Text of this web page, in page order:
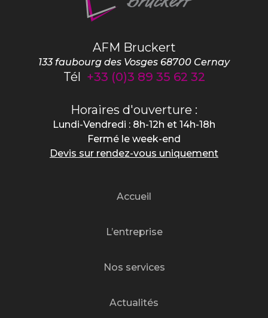
AFM Bruckert
133 faubourg des Vosges 68700 Cernay
Tél +33 (0)3 89 35 62 32
Horaires d'ouverture :
Lundi-Vendredi : 8h-12h et 14h-18h
Fermé le week-end
Devis sur rendez-vous uniquement
Accueil
L’entreprise
Nos services
Actualités